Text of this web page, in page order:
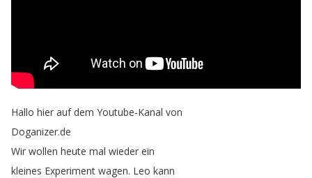
Hallo hier auf dem Youtube-Kanal von
Doganizer.de
Wir wollen heute mal wieder ein
kleines Experiment wagen. Leo kann